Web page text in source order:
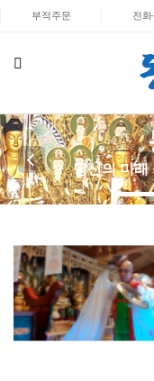
부적주문 전
당신의 미래